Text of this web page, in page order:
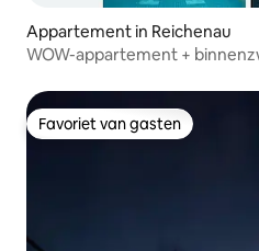
Appartement in Reichenau
WOW-appartement +
Favoriet van gasten
Favoriet van gasten